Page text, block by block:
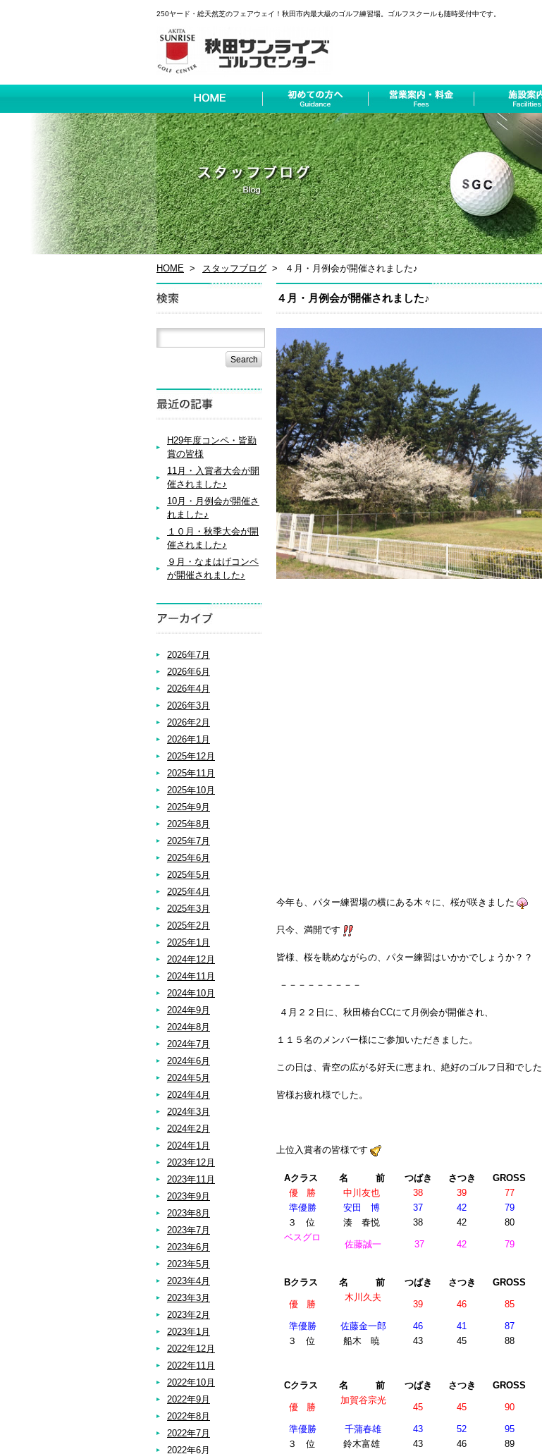
250ヤード・総天然芝のフェアウェイ！秋田市内最大級のゴルフ練習場。ゴルフスクールも随時受付中です。
HOME スタッフブログ ４月・月例会が開催されました♪
４月・月例会が開催されました♪
今年も、パター練習場の横にある木々に、桜が咲きました
只今、満開です
皆様、桜を眺めながらの、パター練習はいかかでしょうか？？
－－－－－－－－－
４月２２日に、秋田椿台CCにて月例会が開催され、
１１５名のメンバー様にご参加いただきました。
この日は、青空の広がる好天に恵まれ、絶好のゴルフ日和でした
皆様お疲れ様でした。
上位入賞者の皆様です
Aクラス 名 前 つばき さつき GROSS
優 勝
中川友也 38 39 77
準優勝
安田 博 37 42 79
３ 位
湊 春悦 38 42 80
ベスグロ
佐藤誠一 37 42 79
Bクラス 名 前 つばき さつき GROSS
優 勝
木川久夫
39 46 85
準優勝 佐藤金一郎 46 41 87
３ 位
船木 暁 43 45 88
Cクラス 名 前 つばき さつき GROSS
優 勝
加賀谷宗光
45 45 90
準優勝 千蒲春雄 43 52 95
３ 位
鈴木富雄 43 46 89
H29年度コンペ・皆勤
賞の皆様
11月・入賞者大会が開
催されました♪
10月・月例会が開催さ
れました♪
１０月・秋季大会が開
催されました♪
９月・なまはげコンペ
が開催されました♪
2026年7月
2026年6月
2026年4月
2026年3月
2026年2月
2026年1月
2025年12月
2025年11月
2025年10月
2025年9月
2025年8月
2025年7月
2025年6月
2025年5月
2025年4月
2025年3月
2025年2月
2025年1月
2024年12月
2024年11月
2024年10月
2024年9月
2024年8月
2024年7月
2024年6月
2024年5月
2024年4月
2024年3月
2024年2月
2024年1月
2023年12月
2023年11月
2023年9月
2023年8月
2023年7月
2023年6月
2023年5月
2023年4月
2023年3月
2023年2月
2023年1月
2022年12月
2022年11月
2022年10月
2022年9月
2022年8月
2022年7月
2022年6月